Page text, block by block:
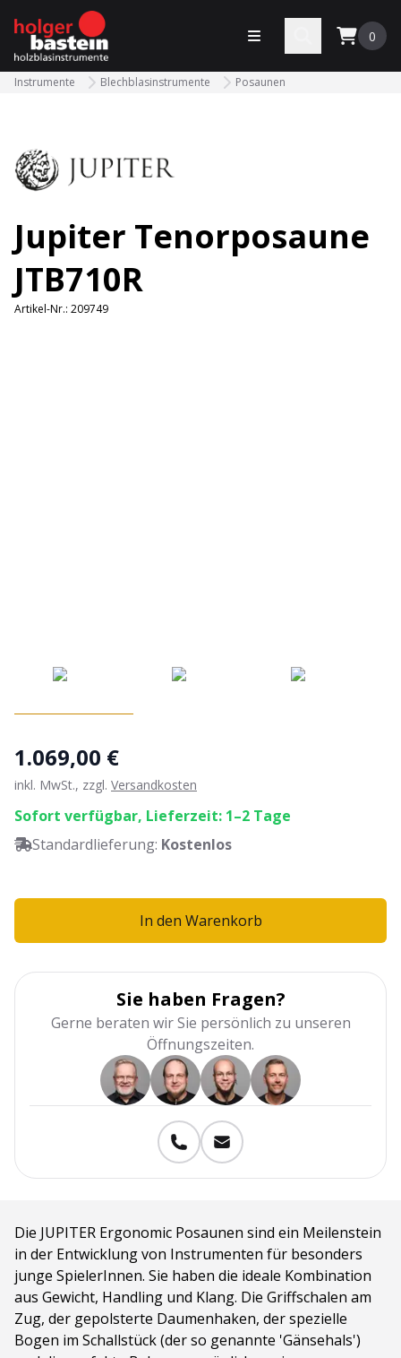
bastein
Menü öffnen 0
Instrumente Blechblasinstrumente Posaunen
Jupiter Tenorposaune
JTB710R
Artikel-Nr.: 209749
1.069,00 €
inkl. MwSt., zzgl. Versandkosten
Sofort verfügbar, Lieferzeit: 1–2 Tage
Standardlieferung: Kostenlos
In den Warenkorb
Sie haben Fragen?
Gerne beraten wir Sie persönlich zu unseren
Öffnungszeiten.
Die JUPITER Ergonomic Posaunen sind ein Meilenstein
in der Entwicklung von Instrumenten für besonders
junge SpielerInnen. Sie haben die ideale Kombination
aus Gewicht, Handling und Klang. Die Griffschalen am
Zug, der gepolsterte Daumenhaken, der spezielle
Bogen im Schallstück (der so genannte 'Gänsehals')